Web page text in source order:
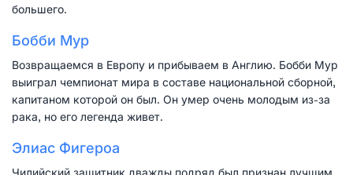
большего.
Бобби Мур
Возвращаемся в Европу и прибываем в Англию. Бобби Мур
выиграл чемпионат мира в составе национальной сборной,
капитаном которой он был. Он умер очень молодым из-за
рака, но его легенда живет.
Элиас Фигероа